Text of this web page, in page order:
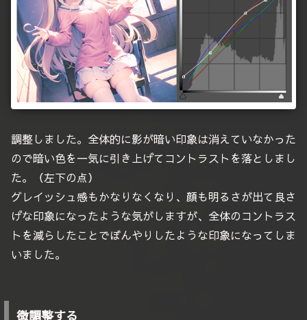
調整しました。全体的に影が暗い印象は消えていなかった
ので暗い色を一気に引き上げてコントラストを落としまし
た。（左下の点）
グレイッシュ感もかなりなくなり、顔も明るさが出て良さ
げな印象になったような気がしますが、全体のコントラス
トを減らしたことでぼんやりしたような印象になってしま
いました。
微調整する